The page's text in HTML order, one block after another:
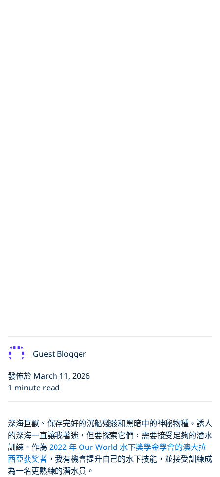
Guest Blogger
發佈於 March 11, 2026
1 minute read
深海巨獸、保存完好的沉船殘骸和黑暗中的神秘物種。誘人
的深海一直讓我著迷，但要探索它們，需要接受足夠的潛水
訓練。作為 2022 年 Our World 水下獎學金學會的澳大拉
西亞获奖者 ，我有機會提升自己的水下技能，並接受訓練成
為一名更熟練的潛水員。